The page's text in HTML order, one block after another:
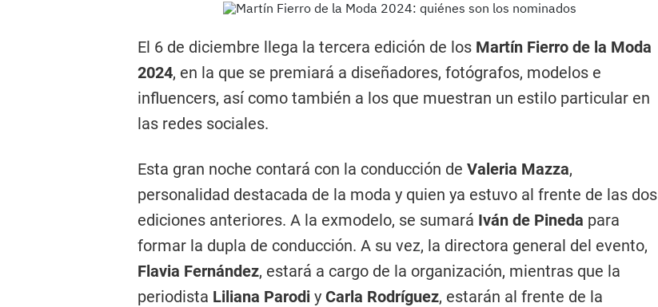
El 6 de diciembre llega la tercera edición de los Martín Fierro de la Moda
2024, en la que se premiará a diseñadores, fotógrafos, modelos e
influencers, así como también a los que muestran un estilo particular en
las redes sociales.
Esta gran noche contará con la conducción de Valeria Mazza,
personalidad destacada de la moda y quien ya estuvo al frente de las dos
ediciones anteriores. A la exmodelo, se sumará Iván de Pineda para
formar la dupla de conducción. A su vez, la directora general del evento,
Flavia Fernández, estará a cargo de la organización, mientras que la
periodista Liliana Parodi y Carla Rodríguez, estarán al frente de la